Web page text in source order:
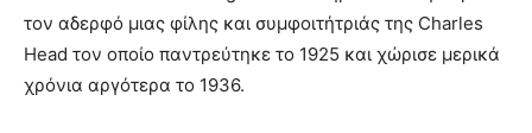
τον αδερφό μιας φίλης και συμφοιτήτριάς της Charles
Head τον οποίο παντρεύτηκε το 1925 και χώρισε μερικά
χρόνια αργότερα το 1936.